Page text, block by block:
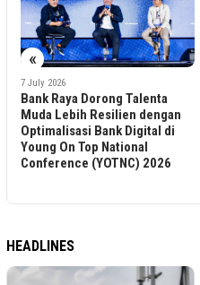
«
Talenta
dengan
Bank Digital di
National
2026
Huawei
Digital
melalui CSR
HEADLINES